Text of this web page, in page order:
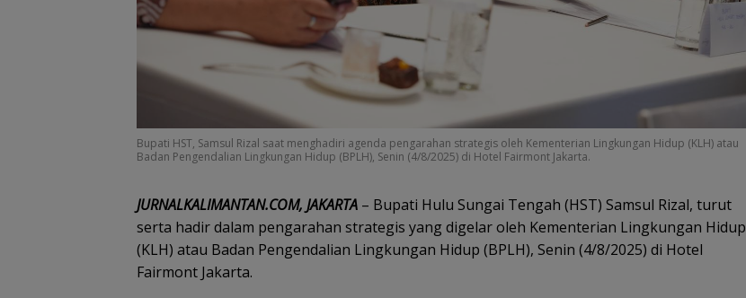
Bupati HST, Samsul Rizal saat menghadiri agenda pengarahan strategis oleh Kementerian Lingkungan Hidup (KLH) atau
Badan Pengendalian Lingkungan Hidup (BPLH), Senin (4/8/2025) di Hotel Fairmont Jakarta.
JURNALKALIMANTAN.COM, JAKARTA – Bupati Hulu Sungai Tengah (HST) Samsul Rizal, turut
serta hadir dalam pengarahan strategis yang digelar oleh Kementerian Lingkungan Hidup
(KLH) atau Badan Pengendalian Lingkungan Hidup (BPLH), Senin (4/8/2025) di Hotel
Fairmont Jakarta.